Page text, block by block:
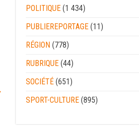
POLITIQUE (1 434)
PUBLIEREPORTAGE (11)
RÉGION (778)
RUBRIQUE (44)
SOCIÉTÉ (651)
SPORT-CULTURE (895)